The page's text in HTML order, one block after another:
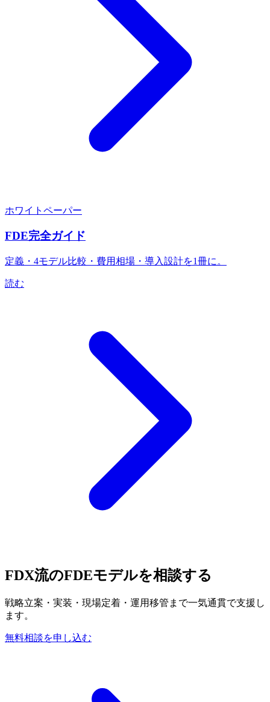
ホワイトペーパー
FDE完全ガイド
定義・4モデル比較・費用相場・導入設計を1冊に。
読む
FDX流の​FDEモデルを​相談する
戦略立案・実装・現場定着・運用移管まで一気通貫で支援し
ます。
無料相談を申し込む